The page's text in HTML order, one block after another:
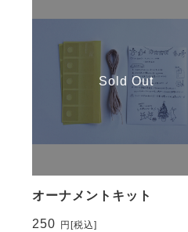
Sold Out
オーナメントキット
250 円[税込]